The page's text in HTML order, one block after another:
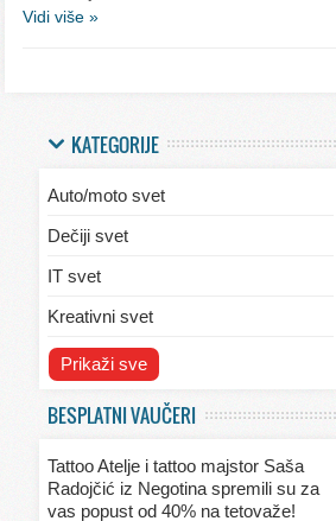
Vidi više »
KATEGORIJE
Auto/moto svet
Dečiji svet
IT svet
Kreativni svet
Svet ekologije
Svet kulinarstva
Prikaži sve
BESPLATNI VAUČERI
Tattoo Atelje i tattoo majstor Saša
Radojčić iz Negotina spremili su za
vas popust od 40% na tetovaže!